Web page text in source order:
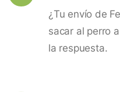
¿Tu envío de
sacar al perro
la respuesta.